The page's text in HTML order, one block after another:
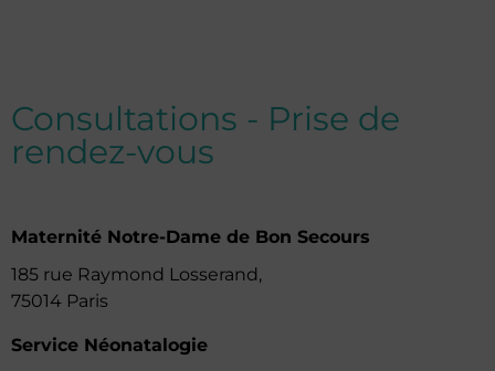
Consultations - Prise de
rendez-vous
Maternité Notre-Dame de Bon Secours
185 rue Raymond Losserand,
75014 Paris
Service Néonatalogie